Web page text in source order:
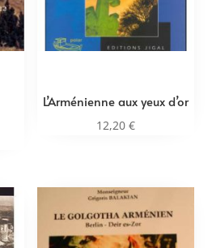
L’Arménienne aux yeux d’or
12,20 €